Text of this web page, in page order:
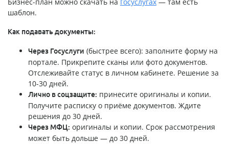
шаблон.
Как подавать документы:
Через Госуслуги (быстрее всего): заполните форму на
портале. Прикрепите сканы или фото документов.
Отслеживайте статус в личном кабинете. Решение за
10-30 дней.
Лично в соцзащите: принесите оригиналы и копии.
Получите расписку о приёме документов. Ждите
решения до 30 дней.
Через МФЦ: оригиналы и копии. Срок рассмотрения
может быть дольше — до 30 дней.